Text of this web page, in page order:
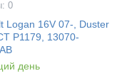
0
Logan 16V 07-, Duster
P1179, 13070-
день